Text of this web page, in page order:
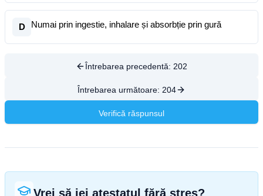
D Numai prin ingestie, inhalare și absorbție prin gură
Întrebarea precedentă: 202
Întrebarea următoare: 204
Verifică răspunsul
Vrei să iei atestatul fără stres?